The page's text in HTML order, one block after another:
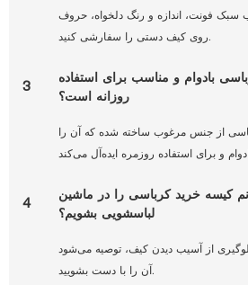
سبک فونت، اندازه و رنگ دلخواه، حروف
روی کیف دستی را سفارشی کنید.
3
بادوام و مناسب برای استفاده
روزانه است؟
از جنس مرغوب ساخته شده که آن را
4
کیسه خرید کرباسی را در ماشین
لباسشویی بشویم؟
از آسیب دیدن کیف، توصیه می‌شود
آن را با دست بشویید.